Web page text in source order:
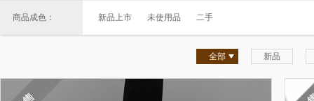
商品成色： 新品上市 未使用品 二手
全部 新品